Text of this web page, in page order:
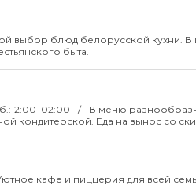
выбор блюд белорусской кухни. В
быта.
В меню
кондитерской. Еда на вынос со
кафе и пиццерия для всей